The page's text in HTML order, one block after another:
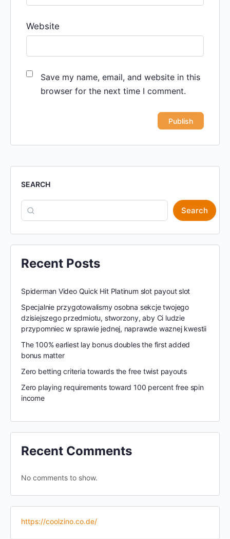
Website
Save my name, email, and website in this
browser for the next time I comment.
SEARCH
Search
Recent Posts
Spiderman Video Quick Hit Platinum slot payout slot
Specjalnie przygotowalismy osobna sekcje twojego
dzisiejszego przedmiotu, stworzony, aby Ci ludzie
przypomniec w sprawie jednej, naprawde waznej kwestii
The 100% earliest lay bonus doubles the first added
bonus matter
Zero betting criteria towards the free twist payouts
Zero playing requirements toward 100 percent free spin
income
Recent Comments
No comments to show.
https://coolzino.co.de/